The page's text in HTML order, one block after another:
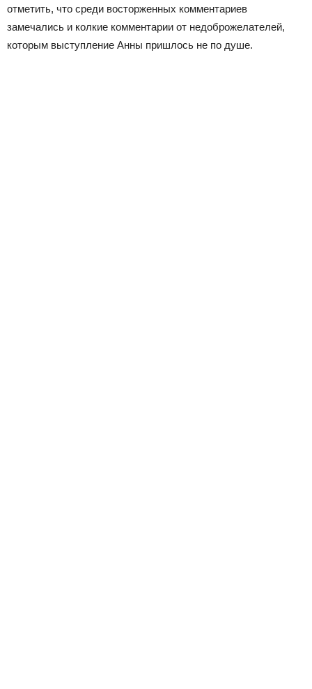
отметить, что среди восторженных комментариев
замечались и колкие комментарии от недоброжелателей,
которым выступление Анны пришлось не по душе.